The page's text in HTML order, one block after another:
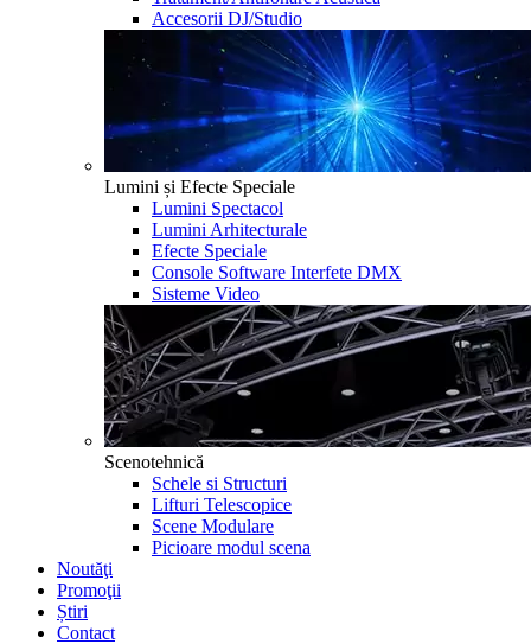
Accesorii DJ/Studio
Lumini și Efecte Speciale
Lumini Spectacol
Lumini Arhitecturale
Efecte Speciale
Console Software Interfete DMX
Sisteme Video
Scenotehnică
Schele si Structuri
Lifturi Telescopice
Scene Modulare
Picioare modul scena
Noutăţi
Promoţii
Știri
Contact